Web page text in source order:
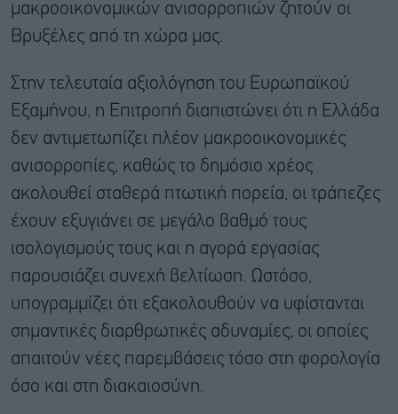
μακροοικονομικών ανισορροπιών ζητούν οι
Βρυξέλες από τη χώρα μας.
Στην τελευταία αξιολόγηση του Ευρωπαϊκού
Εξαμήνου, η Επιτροπή διαπιστώνει ότι η Ελλάδα
δεν αντιμετωπίζει πλέον μακροοικονομικές
ανισορροπίες, καθώς το δημόσιο χρέος
ακολουθεί σταθερά πτωτική πορεία, οι τράπεζες
έχουν εξυγιάνει σε μεγάλο βαθμό τους
ισολογισμούς τους και η αγορά εργασίας
παρουσιάζει συνεχή βελτίωση. Ωστόσο,
υπογραμμίζει ότι εξακολουθούν να υφίστανται
σημαντικές διαρθρωτικές αδυναμίες, οι οποίες
απαιτούν νέες παρεμβάσεις τόσο στη φορολογία
όσο και στη διακαιοσύνη.